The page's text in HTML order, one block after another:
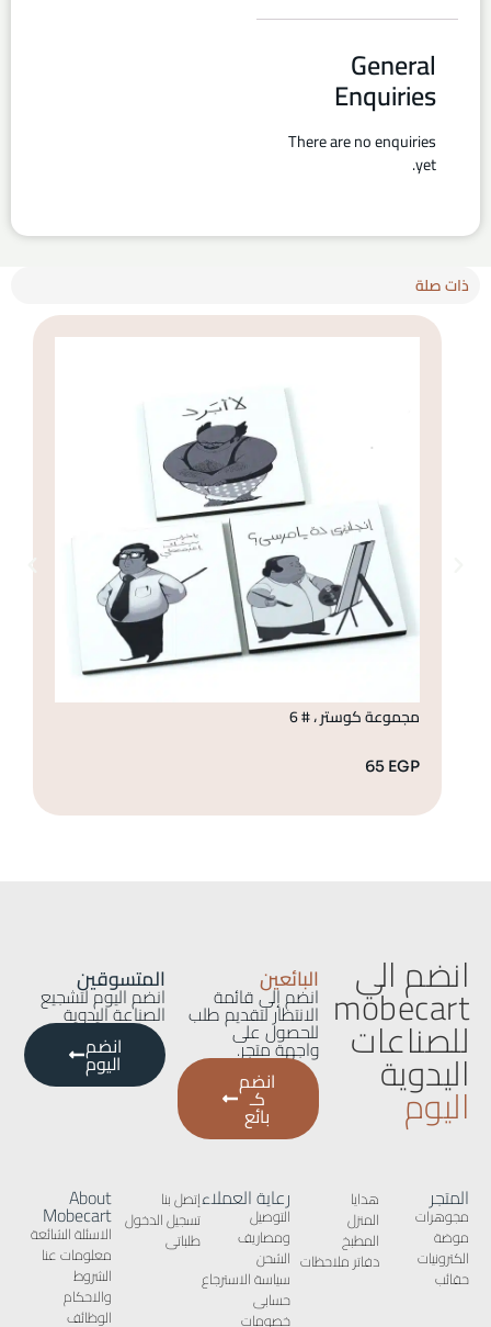
General
Enquiries
There are no enquiries
yet.
ذات صلة
مجموعة كوستر ، # 6
65 EGP
انضم الي
mobecart
للصناعات
اليدوية
اليوم
البائعين
انضم إلى قائمة
الانتظار لتقديم طلب
للحصول على
واجهة متجر.
انضم
كـ
بائع
المتسوقين
انضم اليوم لتشجيع
الصناعة اليدوية
انضم
اليوم
المتجر
مجوهرات
موضة
الكترونيات
حقائب
هدايا
المنزل
المطبخ
دفاتر ملاحظات
رعاية العملاء
التوصيل
ومصاريف
الشحن
سياسة الاسترجاع
حسابى
خصومات
إتصل بنا
تسجيل الدخول
طلباتى
About
Mobecart
الاسئلة الشائعة
معلومات عنا
الشروط
والاحكام
الوظائف